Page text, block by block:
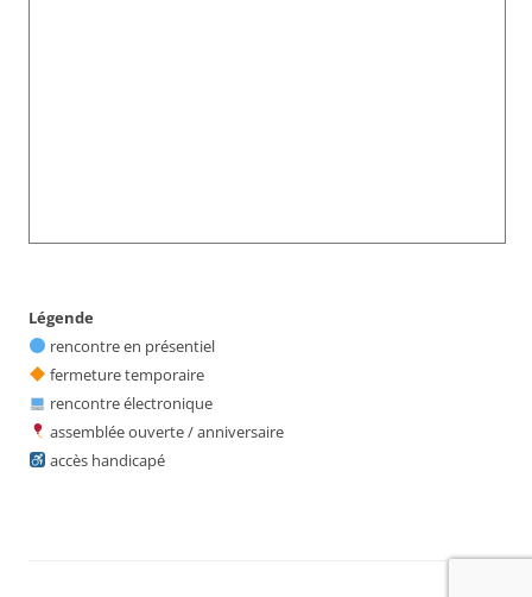
Légende
rencontre en présentiel
fermeture temporaire
rencontre électronique
assemblée ouverte / anniversaire
accès handicapé